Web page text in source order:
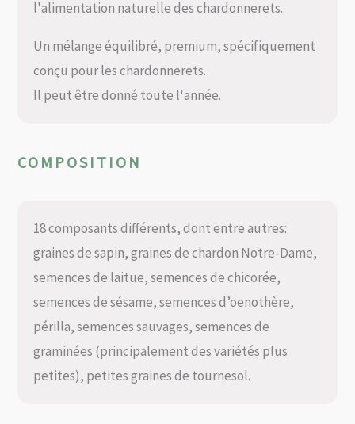
l'alimentation naturelle des chardonnerets.
Un mélange équilibré, premium, spécifiquement
conçu pour les chardonnerets.
Il peut être donné toute l'année.
COMPOSITION
18 composants différents, dont entre autres:
graines de sapin, graines de chardon Notre-Dame,
semences de laitue, semences de chicorée,
semences de sésame, semences d’oenothère,
périlla, semences sauvages, semences de
graminées (principalement des variétés plus
petites), petites graines de tournesol.